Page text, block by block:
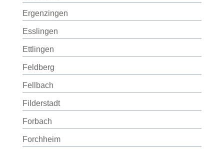
Ergenzingen
Esslingen
Ettlingen
Feldberg
Fellbach
Filderstadt
Forbach
Forchheim